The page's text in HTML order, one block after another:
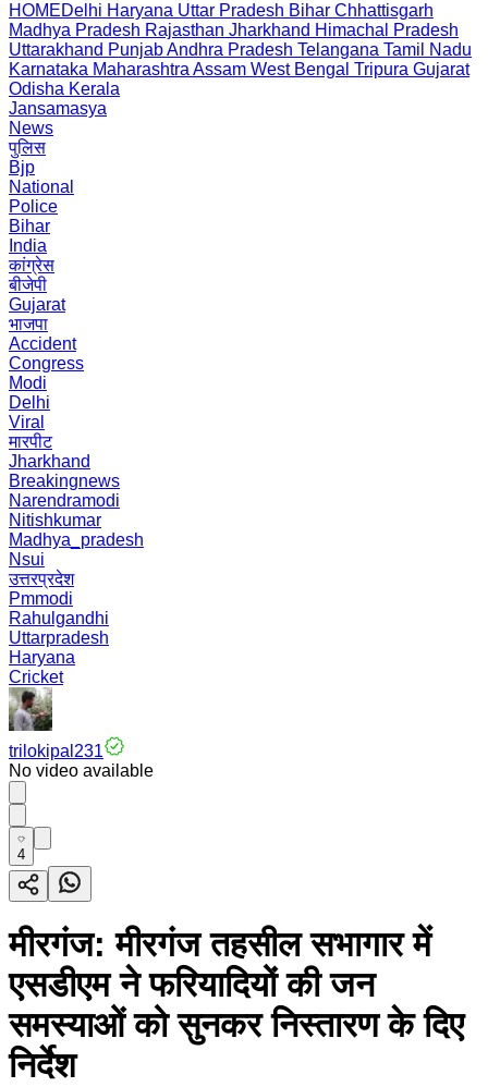
HOMEDelhi Haryana Uttar Pradesh Bihar Chhattisgarh
Madhya Pradesh Rajasthan Jharkhand Himachal Pradesh
Uttarakhand PunjabAndhra Pradesh Telangana Tamil Nadu
Karnataka Maharashtra Assam West Bengal Tripura Gujarat
Odisha Kerala
Jansamasya
News
पुलिस
Bjp
National
Police
Bihar
India
कांग्रेस
बीजेपी
Gujarat
भाजपा
Accident
Congress
Modi
Delhi
Viral
मारपीट
Jharkhand
Breakingnews
Narendramodi
Nitishkumar
Madhya_pradesh
Nsui
उत्तरप्रदेश
Pmmodi
Rahulgandhi
Uttarpradesh
Haryana
Cricket
trilokipal231
No video available
4
मीरगंज: मीरगंज तहसील सभागार में
एसडीएम ने फरियादियों की जन
समस्याओं को सुनकर निस्तारण के दिए
निर्देश